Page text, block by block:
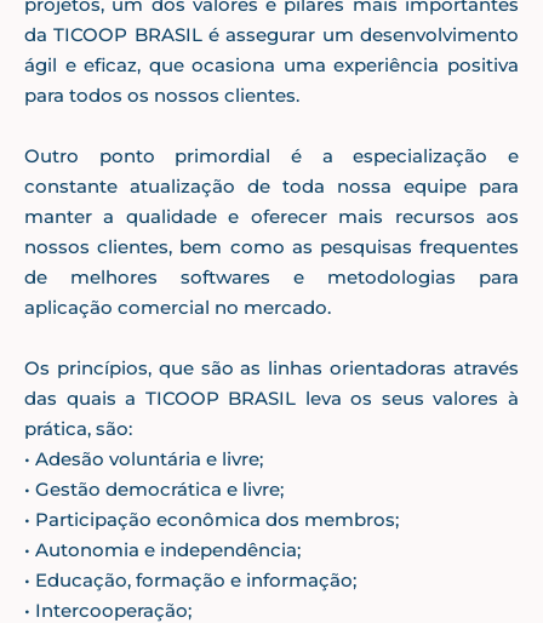
da TICOOP BRASIL é assegurar um desenvolvimento
ágil e eficaz, que ocasiona uma experiência positiva
para todos os nossos clientes.
Outro ponto primordial é a especialização e
constante atualização de toda nossa equipe para
manter a qualidade e oferecer mais recursos aos
nossos clientes, bem como as pesquisas frequentes
de melhores softwares e metodologias para
aplicação comercial no mercado.
Os princípios, que são as linhas orientadoras através
das quais a TICOOP BRASIL leva os seus valores à
prática, são:
• Adesão voluntária e livre;
• Gestão democrática e livre;
• Participação econômica dos membros;
• Autonomia e independência;
• Educação, formação e informação;
• Intercooperação;